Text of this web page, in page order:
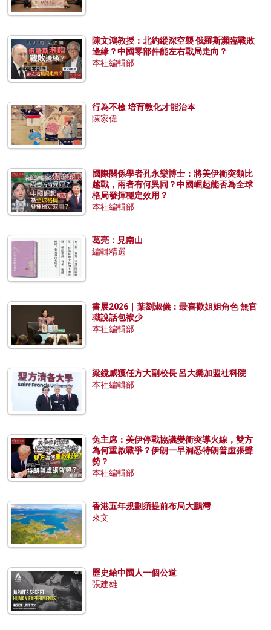
陳文鴻教授：北約縱深空襲 俄羅斯瀕臨戰敗
邊緣？中國零部件能左右戰局走向？
本社編輯部
行為不檢 培育教化才能治本
陳家偉
國際關係學者孔永樂博士：將美伊衝突類比
越戰，兩者有何異同？中國崛起能否為全球
格局發揮穩定效用？
本社編輯部
葛亮：見南山
編輯精選
書展2026｜葉劉淑儀：最喜歡姐姐角色 無官
職說話包袱少
本社編輯部
梁鏡威獲任方大副校長 呂大樂加盟社科院
本社編輯部
兔主席：美伊停戰協議變衝突導火線，雙方
為何重啟戰爭？伊朗一早洞悉特朗普虛張聲
勢？
本社編輯部
香港五年規劃須提前布局大鵬灣
來文
歷史給中國人一個公道
張建雄